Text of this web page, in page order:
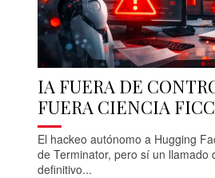
IA FUERA DE
FUERA CIENCIA
El hackeo autónomo a Hugging
de Terminator, pero sí un llamado
definitivo...